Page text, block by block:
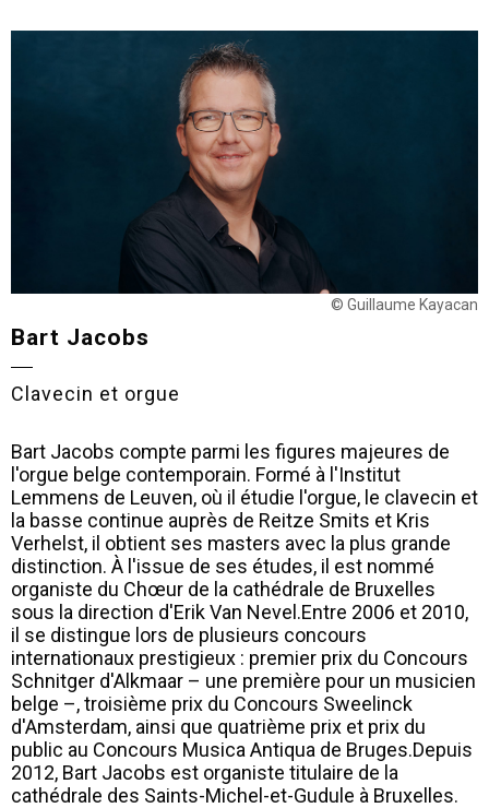
© Guillaume Kayacan
Bart Jacobs
Clavecin et orgue
Bart Jacobs compte parmi les figures majeures de
l'orgue belge contemporain. Formé à l'Institut
Lemmens de Leuven, où il étudie l'orgue, le clavecin et
la basse continue auprès de Reitze Smits et Kris
Verhelst, il obtient ses masters avec la plus grande
distinction. À l'issue de ses études, il est nommé
organiste du Chœur de la cathédrale de Bruxelles
sous la direction d'Erik Van Nevel.Entre 2006 et 2010,
il se distingue lors de plusieurs concours
internationaux prestigieux : premier prix du Concours
Schnitger d'Alkmaar – une première pour un musicien
belge –, troisième prix du Concours Sweelinck
d'Amsterdam, ainsi que quatrième prix et prix du
public au Concours Musica Antiqua de Bruges.Depuis
2012, Bart Jacobs est organiste titulaire de la
cathédrale des Saints-Michel-et-Gudule à Bruxelles.